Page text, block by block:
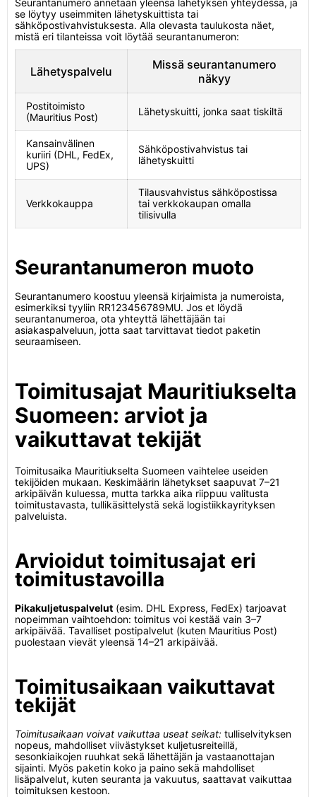
Seurantanumero annetaan yleensä lähetyksen yhteydessä, ja
se löytyy useimmiten lähetyskuittista tai
sähköpostivahvistuksesta. Alla olevasta taulukosta näet,
mistä eri tilanteissa voit löytää seurantanumeron:
Lähetyspalvelu
Missä seurantanumero
näkyy
Postitoimisto
(Mauritius Post)
Lähetyskuitti, jonka saat tiskiltä
Kansainvälinen
kuriiri (DHL, FedEx,
UPS)
Sähköpostivahvistus tai
lähetyskuitti
Verkkokauppa
Tilausvahvistus sähköpostissa
tai verkkokaupan omalla
tilisivulla
Seurantanumeron muoto
Seurantanumero koostuu yleensä kirjaimista ja numeroista,
esimerkiksi tyyliin RR123456789MU. Jos et löydä
seurantanumeroa, ota yhteyttä lähettäjään tai
asiakaspalveluun, jotta saat tarvittavat tiedot paketin
seuraamiseen.
Toimitusajat Mauritiukselta
Suomeen: arviot ja
vaikuttavat tekijät
Toimitusaika Mauritiukselta Suomeen vaihtelee useiden
tekijöiden mukaan. Keskimäärin lähetykset saapuvat 7–21
arkipäivän kuluessa, mutta tarkka aika riippuu valitusta
toimitustavasta, tullikäsittelystä sekä logistiikkayrityksen
palveluista.
Arvioidut toimitusajat eri
toimitustavoilla
Pikakuljetuspalvelut (esim. DHL Express, FedEx) tarjoavat
nopeimman vaihtoehdon: toimitus voi kestää vain 3–7
arkipäivää. Tavalliset postipalvelut (kuten Mauritius Post)
puolestaan vievät yleensä 14–21 arkipäivää.
Toimitusaikaan vaikuttavat
tekijät
Toimitusaikaan voivat vaikuttaa useat seikat: tulliselvityksen
nopeus, mahdolliset viivästykset kuljetusreiteillä,
sesonkiaikojen ruuhkat sekä lähettäjän ja vastaanottajan
sijainti. Myös paketin koko ja paino sekä mahdolliset
lisäpalvelut, kuten seuranta ja vakuutus, saattavat vaikuttaa
toimituksen kestoon.